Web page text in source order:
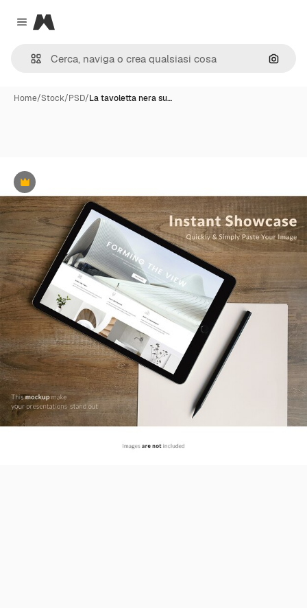
Close menu
Magnific
Cerca
Home/Stock/PSD/La tavoletta nera su…
Premium